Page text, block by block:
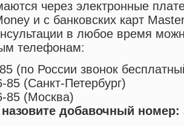
через электронные
и с банковских карт
в любое время
телефонам:
(по России звонок
85 (Санкт-Петербург)
85 (Москва)
добавочный номер: